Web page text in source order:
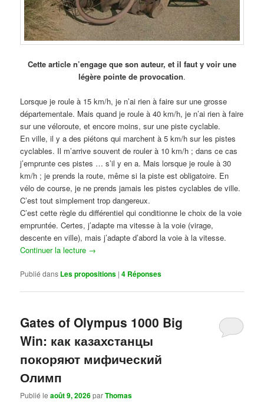
Cette article n’engage que son auteur, et il faut y voir une
légère pointe de provocation.
Lorsque je roule à 15 km/h, je n’ai rien à faire sur une grosse
départementale. Mais quand je roule à 40 km/h, je n’ai rien à faire
sur une véloroute, et encore moins, sur une piste cyclable.
En ville, il y a des piétons qui marchent à 5 km/h sur les pistes
cyclables. Il m’arrive souvent de rouler à 10 km/h ; dans ce cas
j’emprunte ces pistes … s’il y en a. Mais lorsque je roule à 30
km/h ; je prends la route, même si la piste est obligatoire. En
vélo de course, je ne prends jamais les pistes cyclables de ville.
C’est tout simplement trop dangereux.
C’est cette règle du différentiel qui conditionne le choix de la voie
empruntée. Certes, j’adapte ma vitesse à la voie (virage,
descente en ville), mais j’adapte d’abord la voie à la vitesse.
Continuer la lecture →
Publié dans Les propositions |4 Réponses
Gates of Olympus 1000 Big
Win: как казахстанцы
покоряют мифический
Олимп
Publié leaoût 9, 2026parThomas